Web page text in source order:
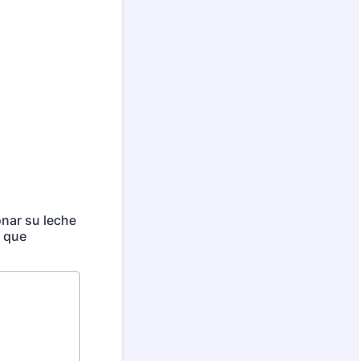
su leche
que